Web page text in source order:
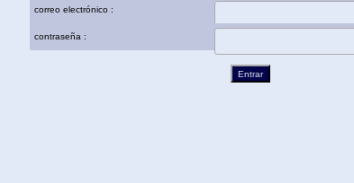
correo electrónico :
contraseña :